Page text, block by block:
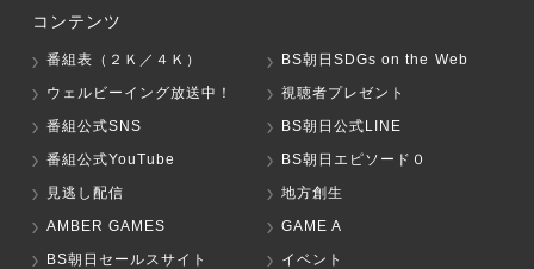
コンテンツ
番組表（２Ｋ／４Ｋ）
BS朝日SDGs on the Web
ウェルビーイング放送中！
視聴者プレゼント
番組公式SNS
BS朝日公式LINE
番組公式YouTube
BS朝日エピソード０
見逃し配信
地方創生
AMBER GAMES
GAME A
BS朝日セールスサイト
イベント